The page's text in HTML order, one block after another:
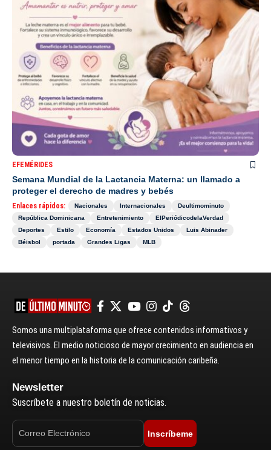
EFEMÉRIDES
Semana Mundial de la Lactancia Materna: un llamado a
proteger el derecho de madres y bebés
Enlaces rápidos: Nacionales Internacionales
Deultimominuto
República Dominicana
Entretenimiento
ElPeriódicodelaVerdad
Deportes
Estilo Economía Estados Unidos
Luis Abinader
Béisbol
portada Grandes Ligas MLB
Somos una multiplataforma que ofrece contenidos informativos y
televisivos. El medio noticioso de mayor crecimiento en audiencia en
el menor tiempo en la historia de la comunicación caribeña.
Newsletter
Suscríbete a nuestro boletín de noticias.
Inscríbeme